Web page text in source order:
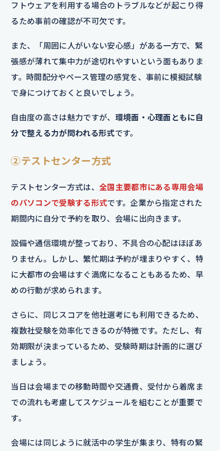
フトウェアを利用する場合のトラブルなどが起こり得
るため事前の確認が不可欠です。
また、「周囲に人がいない安心感」がある一方で、緊
張感が薄れて集中力が途切れやすいという面もありま
す。時間配分やペース管理の感覚を、事前に模擬試験
で身につけておくと良いでしょう。
自由度の高さは魅力ですが、 環境面・心理面ともに自
分で整える力が問われる形式です。
②テストセンター方式
テストセンター方式は、 全国主要都市にある専用会場
のパソコンで受験する形式です。企業から指定された
期間内に自分で予約を取り、会場に出向きます。
設備や通信環境が整っており、不具合の心配はほぼあ
りません。しかし、繁忙期は予約が埋まりやすく、特
に大都市の会場はすぐ満席になることもあるため、早
めの行動が求められます。
さらに、同じスコアを他社選考にも利用できるため、
複数社受験を効率化できるのが特徴です。ただし、有
効期限が決まっているため、受験時期は計画的に選び
ましょう。
当日は会場までの移動時間や交通費、受付から着席ま
での流れも考慮してスケジュールを組むことが重要で
す。
会場には同じように就活中の学生が集まり、特有の緊